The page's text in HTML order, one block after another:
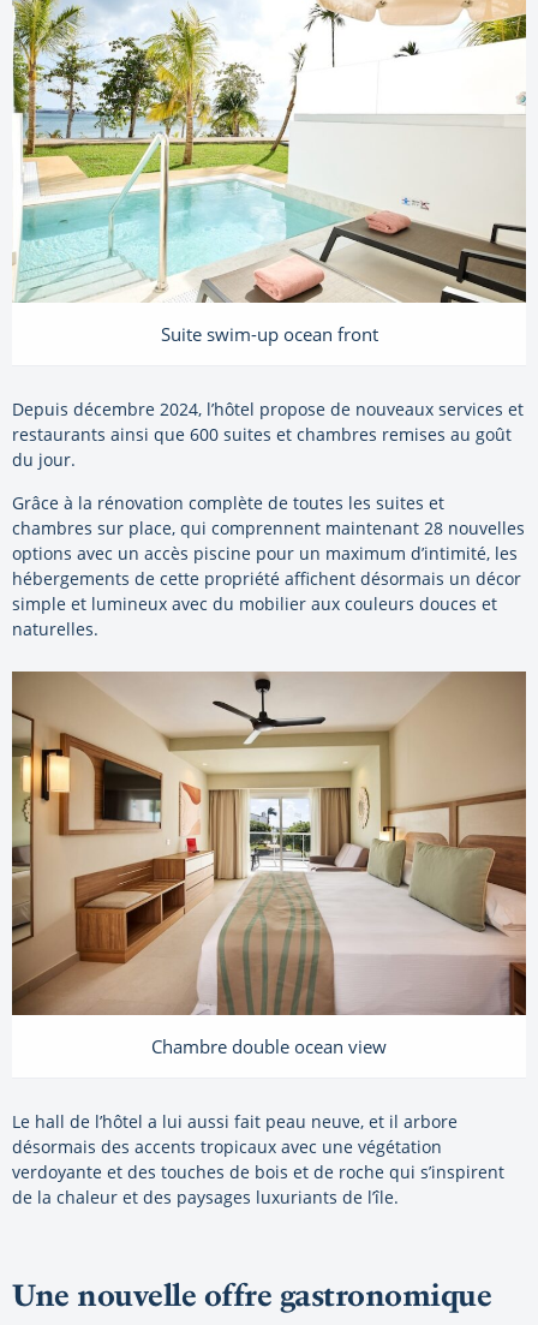
Suite swim-up ocean front
Depuis décembre 2024, l’hôtel propose de nouveaux services et
restaurants ainsi que 600 suites et chambres remises au goût
du jour.
Grâce à la rénovation complète de toutes les suites et
chambres sur place, qui comprennent maintenant 28 nouvelles
options avec un accès piscine pour un maximum d’intimité, les
hébergements de cette propriété affichent désormais un décor
simple et lumineux avec du mobilier aux couleurs douces et
naturelles.
Chambre double ocean view
Le hall de l’hôtel a lui aussi fait peau neuve, et il arbore
désormais des accents tropicaux avec une végétation
verdoyante et des touches de bois et de roche qui s’inspirent
de la chaleur et des paysages luxuriants de l’île.
Une nouvelle offre gastronomique